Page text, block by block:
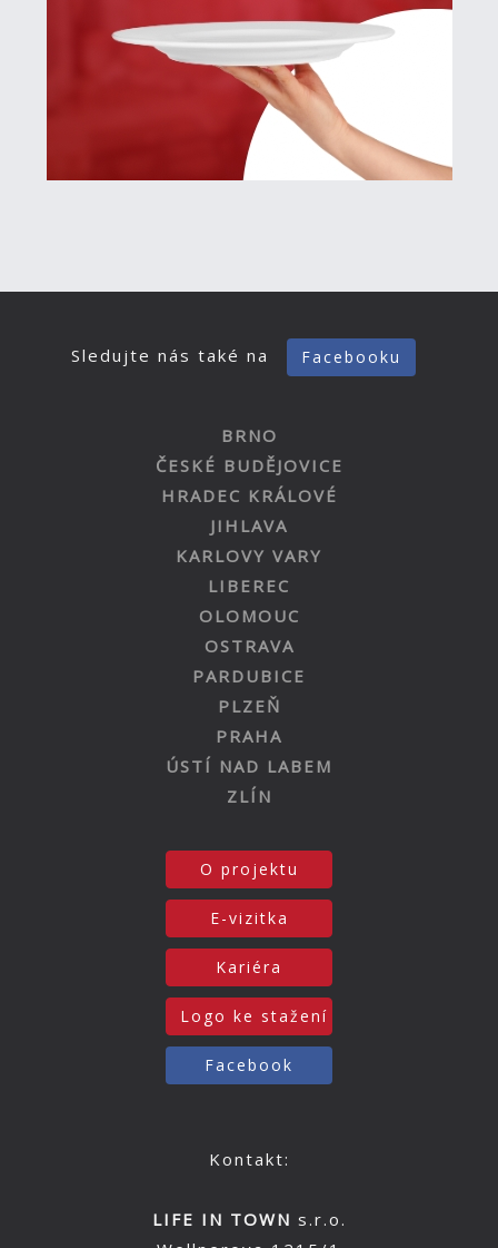
Sledujte nás také na Facebooku
BRNO
ČESKÉ BUDĚJOVICE
HRADEC KRÁLOVÉ
JIHLAVA
KARLOVY VARY
LIBEREC
OLOMOUC
OSTRAVA
PARDUBICE
PLZEŇ
PRAHA
ÚSTÍ NAD LABEM
ZLÍN
O projektu
E-vizitka
Kariéra
Logo ke stažení
Facebook
Kontakt:
LIFE IN TOWN s.r.o.